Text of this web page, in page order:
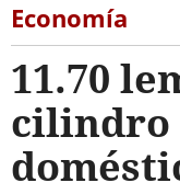
Economía
11.70
cilindro